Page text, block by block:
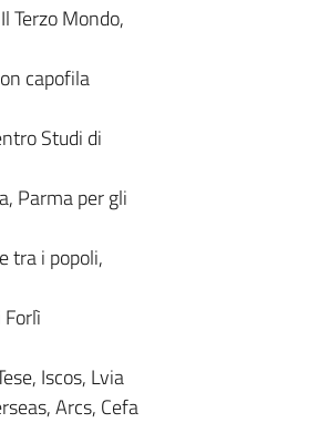
Terzo Mondo,
capofila
Studi di
Parma per gli
tra i popoli,
Iscos, Lvia
Arcs, Cefa